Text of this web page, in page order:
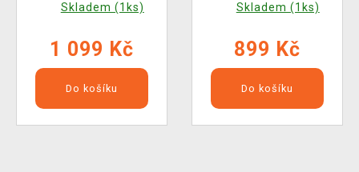
Skladem (1ks)
1 099 Kč
Do košíku
Skladem (1ks)
899 Kč
Do košíku